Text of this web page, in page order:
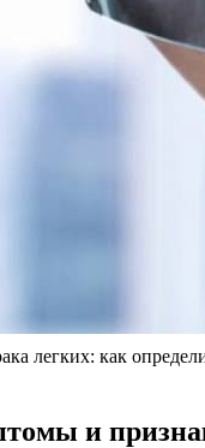
легких: как
и